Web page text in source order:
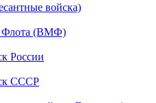
войска)
Флота (ВМФ)
России
СССР